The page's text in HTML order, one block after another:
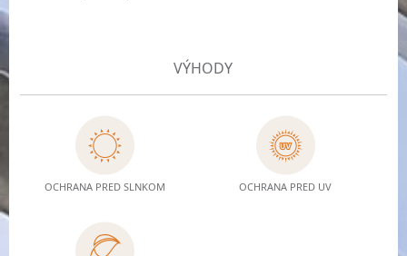
VÝHODY
OCHRANA PRED SLNKOM OCHRANA PRED UV